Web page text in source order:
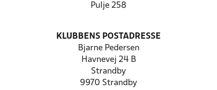
Pulje 258
KLUBBENS POSTADRESSE
Bjarne Pedersen
Havnevej 24 B
Strandby
9970 Strandby